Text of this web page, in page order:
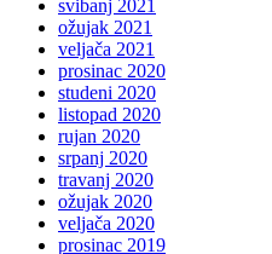
svibanj 2021
ožujak 2021
veljača 2021
prosinac 2020
studeni 2020
listopad 2020
rujan 2020
srpanj 2020
travanj 2020
ožujak 2020
veljača 2020
prosinac 2019